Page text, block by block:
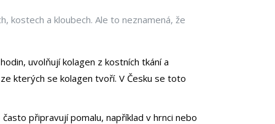
kostech a kloubech. Ale to neznamená, že
uvolňují kolagen z kostních tkání a
kterých se kolagen tvoří. V Česku se toto
připravují pomalu, například v hrnci nebo